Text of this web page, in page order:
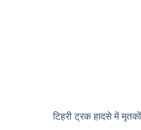
टिहरी ट्रक हादसे में